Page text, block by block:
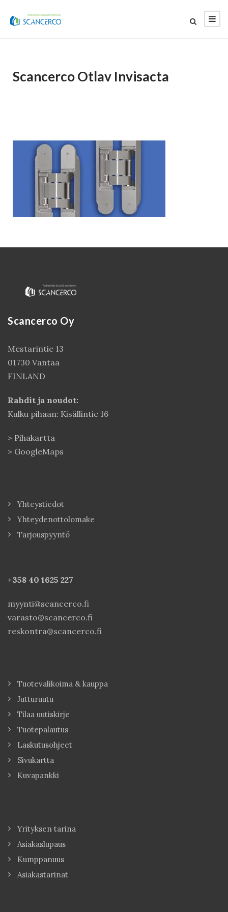
Scancerco Otlav Invisacta
Scancerco Oy
Mestarintie 13
01730 Vantaa
FINLAND
Rahdit ja noudot:
Kulku pihaan: Kisällintie 16
> Pihakartta
> GoogleMaps
Yhteystiedot
Yhteydenottolomake
Tarjouspyyntö
+358 40 1625 227
myynti@scancerco.fi
varasto@scancerco.fi
reskontra@scancerco.fi
Tuotevalikoima & kauppa
Jutturuutu
Tilaa uutiskirje
Tuotepalautus
Laskutusohjeet
Sivukartta
Kuvapankki
Yrityksen tarina
Asiakaslupaus
Kumppanuus
Asiakastarinat